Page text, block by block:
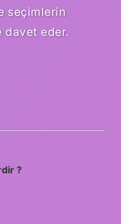
seçimlerin
davet eder.
?